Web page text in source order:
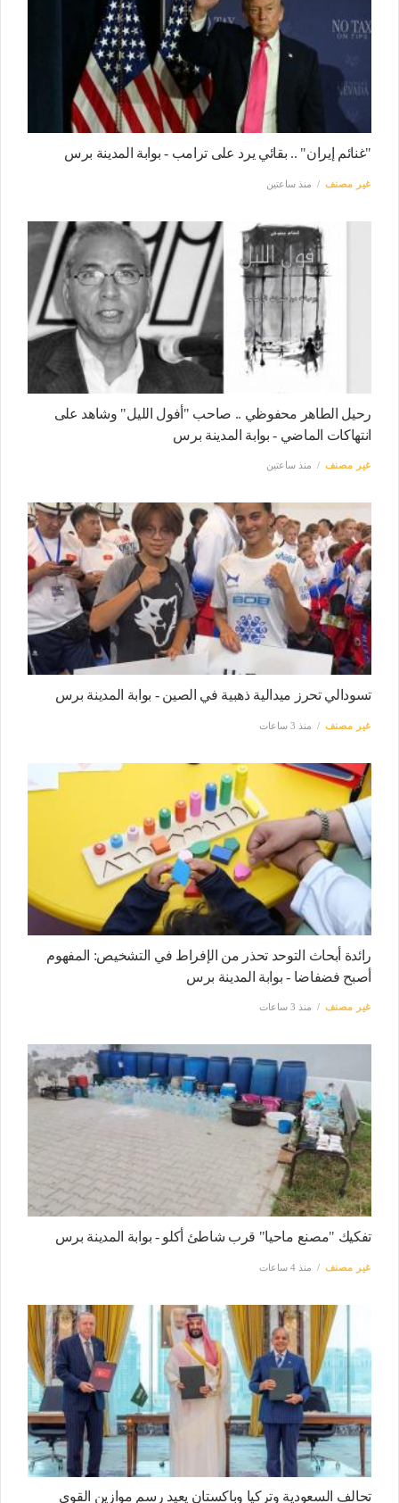
"غنائم إيران" .. بقائي يرد على ترامب - بوابة المدينة برس
غير مصنف منذ ساعتين
رحيل الطاهر محفوظي .. صاحب "أفول الليل" وشاهد على
انتهاكات الماضي - بوابة المدينة برس
غير مصنف منذ ساعتين
تسودالي تحرز ميدالية ذهبية في الصين - بوابة المدينة برس
غير مصنف منذ 3 ساعات
رائدة أبحاث التوحد تحذر من الإفراط في التشخيص: المفهوم
أصبح فضفاضا - بوابة المدينة برس
غير مصنف منذ 3 ساعات
تفكيك "مصنع ماحيا" قرب شاطئ أكلو - بوابة المدينة برس
غير مصنف منذ 4 ساعات
تحالف السعودية وتركيا وباكستان يعيد رسم موازين القوى